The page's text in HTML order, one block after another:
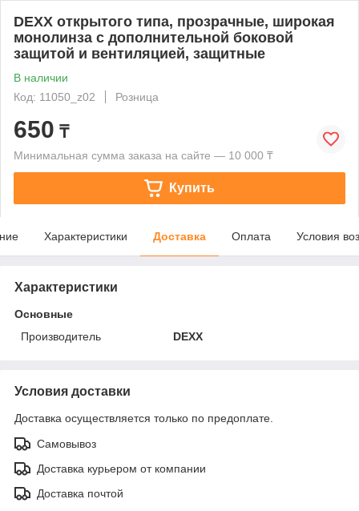
DEXX открытого типа, прозрачные, широкая
монолинза с дополнительной боковой
защитой и вентиляцией, защитные
В наличии
Код: 11050_z02
Розница
650 ₸
Минимальная сумма заказа на сайте — 10 000 ₸
Купить
Характеристики Доставка Оплата Условия
Характеристики
Основные
Производитель
DEXX
Условия доставки
Доставка осуществляется только по предоплате.
Самовывоз
Доставка курьером от компании
Доставка почтой